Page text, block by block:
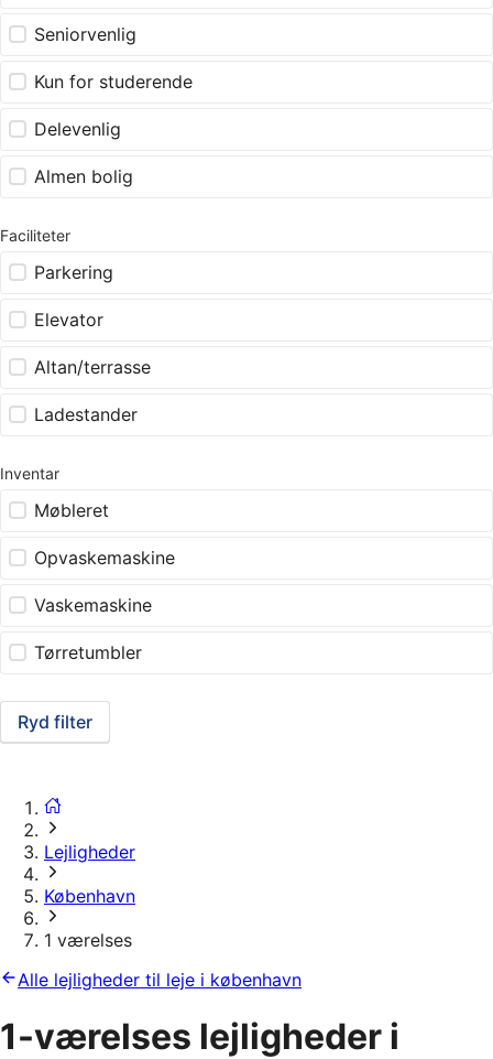
Seniorvenlig
Kun for studerende
Delevenlig
Almen bolig
Faciliteter
Parkering
Elevator
Altan/terrasse
Ladestander
Inventar
Møbleret
Opvaskemaskine
Vaskemaskine
Tørretumbler
Ryd filter
Lejligheder
København
1 værelses
Alle lejligheder til leje i københavn
1-værelses lejligheder i